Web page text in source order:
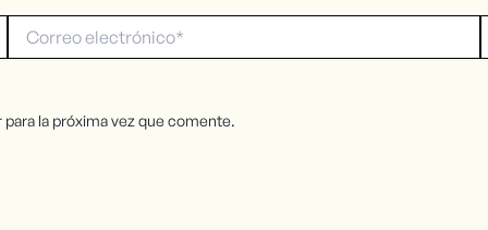
electrónico*
la próxima vez que comente.